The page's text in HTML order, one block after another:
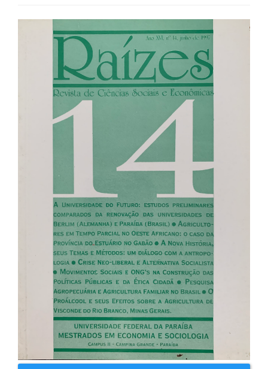
Barra
lateral
artigos